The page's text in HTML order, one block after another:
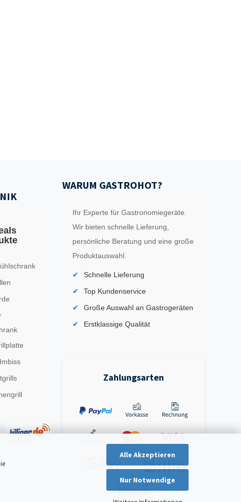
Alle Akzeptieren
Nur Notwendige
WARUM GASTROHOT?
Ihr Experte für Gastronomiegeräte.
Wir bieten schnelle Lieferung,
persönliche Beratung und eine große
Produktauswahl.
Schnelle Lieferung
Top Kundenservice
Große Auswahl an Gastrogeräten
Erstklassige Qualität
Zahlungsarten